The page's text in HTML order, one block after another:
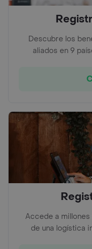
Descubre los
aliados en 9
Accede a
de una logística